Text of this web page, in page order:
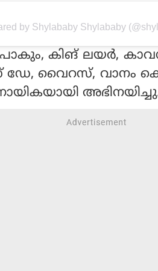
by Shylababy Shylababy
കിങ് ലയര്‍,
വൈറസ്, വാനം